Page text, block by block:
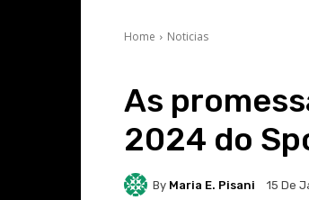
Home Noticias
As
2024 do
By Maria E. Pisani 15 De